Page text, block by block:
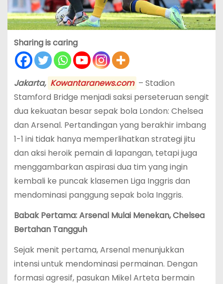
Sharing is caring
Jakarta, Kowantaranews.com – Stadion
Stamford Bridge menjadi saksi perseteruan sengit
dua kekuatan besar sepak bola London: Chelsea
dan Arsenal. Pertandingan yang berakhir imbang
1-1 ini tidak hanya memperlihatkan strategi jitu
dan aksi heroik pemain di lapangan, tetapi juga
menggambarkan aspirasi dua tim yang ingin
kembali ke puncak klasemen Liga Inggris dan
mendominasi panggung sepak bola Inggris.
Babak Pertama: Arsenal Mulai Menekan, Chelsea
Bertahan Tangguh
Sejak menit pertama, Arsenal menunjukkan
intensi untuk mendominasi permainan. Dengan
formasi agresif, pasukan Mikel Arteta bermain